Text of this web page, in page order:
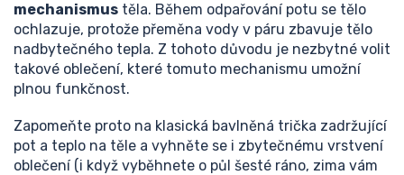
mechanismus těla. Během odpařování potu se tělo
ochlazuje, protože přeměna vody v páru zbavuje tělo
nadbytečného tepla. Z tohoto důvodu je nezbytné volit
takové oblečení, které tomuto mechanismu umožní
plnou funkčnost.
Zapomeňte proto na klasická bavlněná trička zadržující
pot a teplo na těle a vyhněte se i zbytečnému vrstvení
oblečení (i když vyběhnete o půl šesté ráno, zima vám